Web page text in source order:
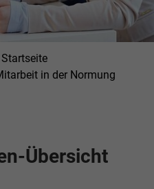
Startseite
in der Normung
Übersicht